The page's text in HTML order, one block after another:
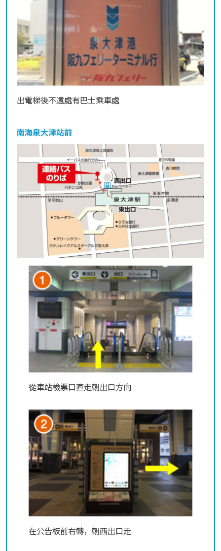
出電梯後不遠處有巴士乘車處
南海泉大津站前
從車站檢票口直走朝出口方向
在公告板前右轉，朝西出口走